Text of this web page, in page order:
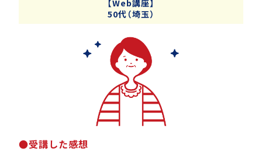
【Web講座】
50代（埼玉）
●受講した感想